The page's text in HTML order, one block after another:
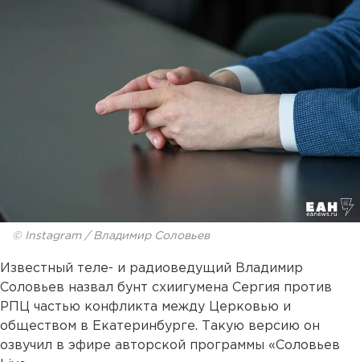
© Instagram / Владимир Соловьев
Известный теле- и радиоведущий Владимир
Соловьев назвал бунт схиигумена Сергия против
РПЦ частью конфликта между Церковью и
обществом в Екатеринбурге. Такую версию он
озвучил в эфире авторской программы «Соловьев